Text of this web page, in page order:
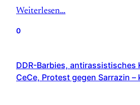
Weiterlesen…
0
DDR-Barbies, antirassistisches
CeCe, Protest gegen Sarrazin